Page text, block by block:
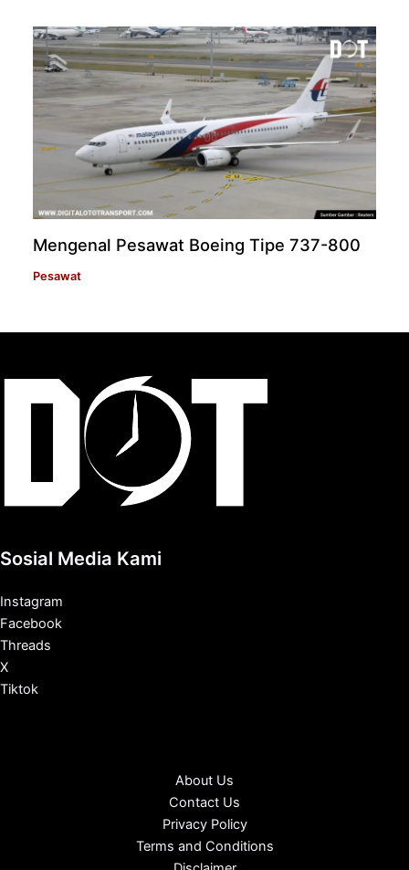
Mengenal Pesawat Boeing Tipe 737-800
Pesawat
Sosial Media Kami
Instagram
Facebook
Threads
X
Tiktok
About Us
Contact Us
Privacy Policy
Terms and Conditions